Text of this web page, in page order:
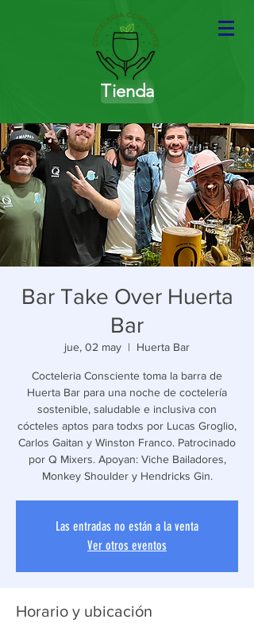
Tienda
Bar Take Over Huerta
Bar
jue, 02 may
  |
Huerta Bar
Cocteleria Consciente toma la barra de
Huerta Bar para una noche de coctelería
sostenible, saludable e inclusiva con
cócteles aptos para todxs por Lucas Groglio,
Carlos Gaitan y Winston Franco. Patrocinado
por Q Mixers. Apoyan: Viche Bailadores,
Monkey Shoulder y Hendricks Gin.
Las entradas no están a la venta
Ver otros eventos
Horario y ubicación